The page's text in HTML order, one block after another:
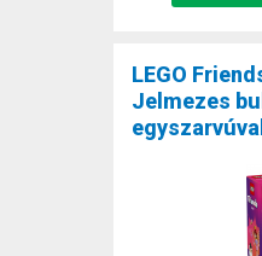
LEGO
Jelmezes